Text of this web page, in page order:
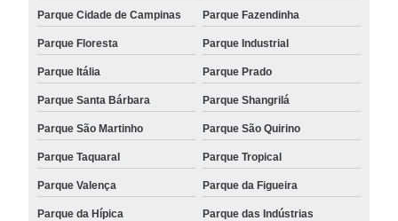
Parque Cidade de Campinas Parque Fazendinha
Parque Floresta Parque Industrial
Parque Itália Parque Prado
Parque Santa Bárbara Parque Shangrilá
Parque São Martinho Parque São Quirino
Parque Taquaral Parque Tropical
Parque Valença Parque da Figueira
Parque da Hípica Parque das Indústrias